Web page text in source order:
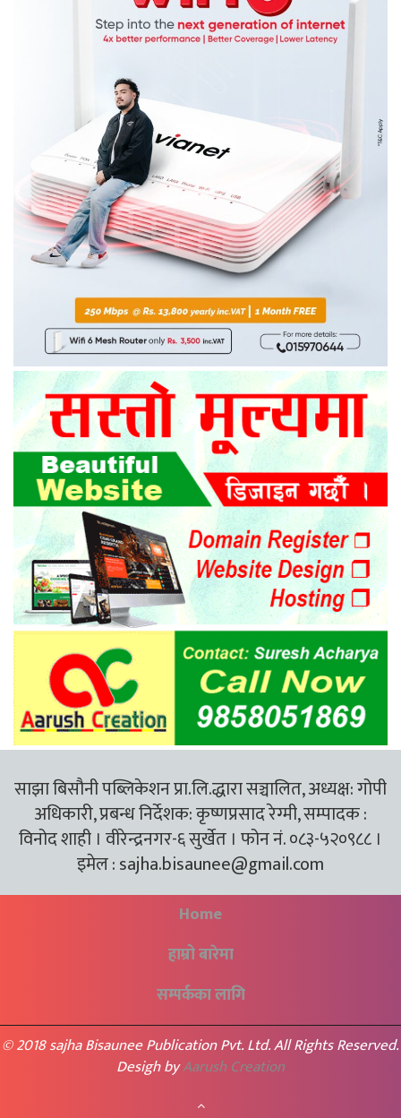
साझा बिसौनी पब्लिकेशन प्रा.लि.द्धारा सञ्चालित, अध्यक्ष: गोपी
अधिकारी, प्रबन्ध निर्देशक: कृष्णप्रसाद रेग्मी, सम्पादक :
विनोद शाही । वीरेन्द्रनगर-६ सुर्खेत । फोन नं. ०८३-५२०९८८ ।
इमेल :sajha.bisaunee@gmail.com
Home
हाम्रो बारेमा
सम्पर्कका लागि
© 2018 sajha Bisaunee Publication Pvt. Ltd. All Rights Reserved.
Desigh byAarush Creation